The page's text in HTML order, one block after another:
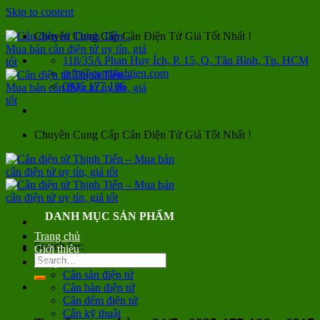
Skip to content
Chuyên Cung Cấp Cân Điện Tử Giá Tốt Nhất !
118/35A Phan Huy Ích, P. 15, Q. Tân Bình, Tp. HCM
info@canthinhtien.com
0935 177 186
Chuyên Cung Cấp Cân Điện Tử Giá Tốt Nhất !
Search for:
DANH MỤC SẢN PHẨM
Trang chủ
Giới thiệu
Sản phẩm
Cân sàn điện tử
Cân bàn điện tử
Cân đếm điện tử
Cân kỹ thuật